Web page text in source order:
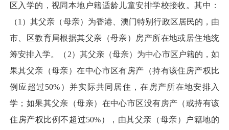
区入学的，视同本地户籍适龄儿童安排学校接收。其中：
（1）其父亲（母亲）为香港、澳门特别行政区居民的，由
市、区教育局根据其父亲（母亲）房产所在地或居住地统
筹安排入学。（2）其父亲（母亲）为中心市区户籍的，如
果其父亲（母亲）在中心市区有房产（持有该住房产权比
例应超过50%）并实际共同居住，在房产所在地安排入
学；如果其父亲（母亲）在中心市区没有房产（或持有该
住房产权比例不超过50%），由其父亲（母亲）户籍地的